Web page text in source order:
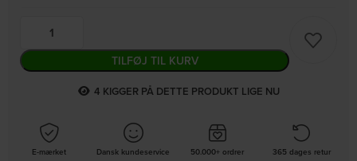
TILFØJ TIL KURV
1KIGGER PÅ DETTE PRODUKT LIGE NU
E-mærket Dansk kundeservice 50.000+ ordrer 365 dages retur